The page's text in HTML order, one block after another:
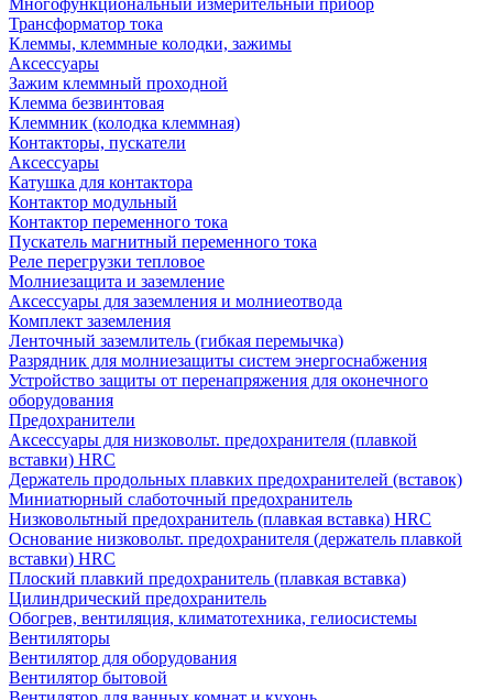
Многофункциональный измерительный прибор
Трансформатор тока
Клеммы, клеммные колодки, зажимы
Аксессуары
Зажим клеммный проходной
Клемма безвинтовая
Клеммник (колодка клеммная)
Контакторы, пускатели
Аксессуары
Катушка для контактора
Контактор модульный
Контактор переменного тока
Пускатель магнитный переменного тока
Реле перегрузки тепловое
Молниезащита и заземление
Аксессуары для заземления и молниеотвода
Комплект заземления
Ленточный заземлитель (гибкая перемычка)
Разрядник для молниезащиты систем энергоснабжения
Устройство защиты от перенапряжения для оконечного
оборудования
Предохранители
Аксессуары для низковольт. предохранителя (плавкой
вставки) HRC
Держатель продольных плавких предохранителей (вставок)
Миниатюрный слаботочный предохранитель
Низковольтный предохранитель (плавкая вставка) HRC
Основание низковольт. предохранителя (держатель плавкой
вставки) HRC
Плоский плавкий предохранитель (плавкая вставка)
Цилиндрический предохранитель
Обогрев, вентиляция, климатотехника, гелиосистемы
Вентиляторы
Вентилятор для оборудования
Вентилятор бытовой